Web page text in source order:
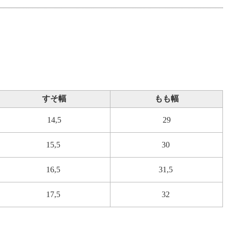
すそ幅
もも幅
14,5 29
15,5 30
16,5 31,5
17,5 32